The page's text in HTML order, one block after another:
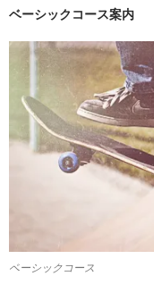
ベーシックコース案内
ベーシックコース